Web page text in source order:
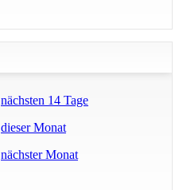
nächsten 14 Tage
dieser Monat
nächster Monat